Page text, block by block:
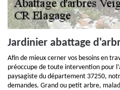
Jardinier abattage
Afin de mieux cerner vos besoins en
préoccupe de toute intervention pour
paysagiste du département 37250,
demandes. Grand ou petit arbre,